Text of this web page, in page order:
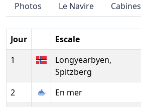
Photos
Le Navire Cabines
Jour Escale
1
Longyearbyen,
Spitzberg
2 En mer